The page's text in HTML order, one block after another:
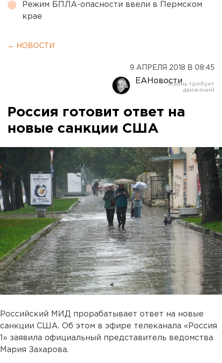
Режим БПЛА-опасности ввели в Пермском
крае
← НОВОСТИ
9 АПРЕЛЯ 2018 В 08:45
ЕАНовости
Россия готовит ответ на
новые санкции США
Российский МИД прорабатывает ответ на новые
санкции США. Об этом в эфире телеканала «Россия
1» заявила официальный представитель ведомства
Мария Захарова.